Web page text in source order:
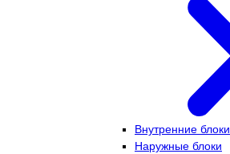
Внутренние блоки
Наружные блоки